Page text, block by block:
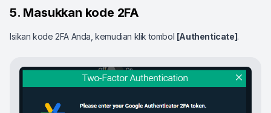
5. Masukkan kode 2FA
Isikan kode 2FA Anda, kemudian klik tombol [Authenticate].